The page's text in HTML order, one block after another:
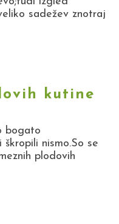
sadežev znotraj
kutine
bogato
nismo.So se
plodovih